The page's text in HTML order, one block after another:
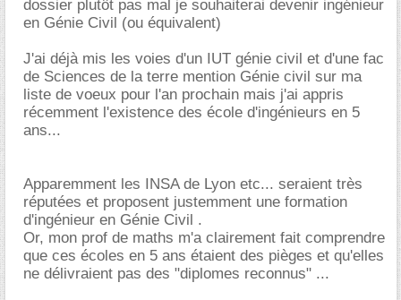
dossier plutôt pas mal je souhaiterai devenir ingénieur
en Génie Civil (ou équivalent)
J'ai déjà mis les voies d'un IUT génie civil et d'une fac
de Sciences de la terre mention Génie civil sur ma
liste de voeux pour l'an prochain mais j'ai appris
récemment l'existence des école d'ingénieurs en 5
ans...
Apparemment les INSA de Lyon etc... seraient très
réputées et proposent justemment une formation
d'ingénieur en Génie Civil .
Or, mon prof de maths m'a clairement fait comprendre
que ces écoles en 5 ans étaient des pièges et qu'elles
ne délivraient pas des "diplomes reconnus" ...